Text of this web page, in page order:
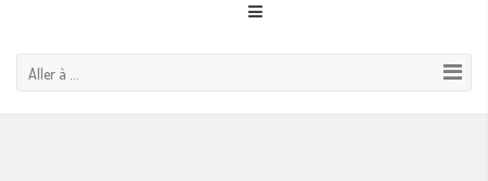
Aller à ...